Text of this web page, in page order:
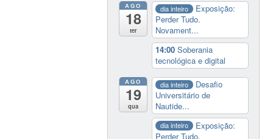
AGO
18
ter
dia inteiro
Exposição:
Perder Tudo.
Novament...
14:00Soberania
tecnológica e digital
AGO
19
qua
dia inteiro
Desafio
Universitário de
Nautide...
dia inteiro
Exposição:
Perder Tudo.